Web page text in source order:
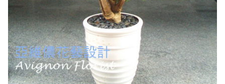
男生的禮物
弔唁花禮
花的類型